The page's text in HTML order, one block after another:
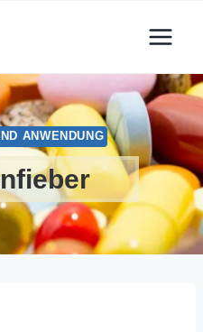
ANWENDUNG